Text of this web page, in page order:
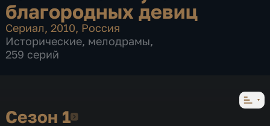
благородных девиц
Сериал, 2010, Россия
Исторические, мелодрамы,
259 серий
Сезон 1Сезон 1